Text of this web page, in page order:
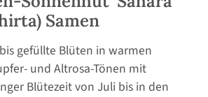
Samen
gefüllte Blüten in warmen
und Altrosa-Tönen mit
Blütezeit von Juli bis in den